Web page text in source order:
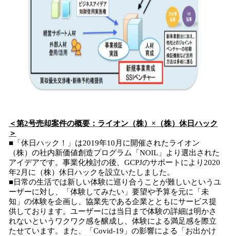
＜第2号売却案件の概要：ライオン（株）×（株）休日ハック
＞
■「休日ハック！」は2019年10月に開催されたライオン
（株）の社内新価値創造プログラム「NOIL」より選出された
アイデアです。事業化検討の後、GCPJのサポートにより2020
年2月に（株）休日ハックを設立いたしました。
■日常の生活では新しい体験に巡り合うことが難しいというユ
ーザーに対し、「体験してみたい」要望や予算を元に「未
知」の体験を企画し、協業先である企業とともにサービス提
供しております。ユーザーには当日まで体験の詳細は明かさ
れないというワクワク感を醸成し、体験による満足感を際立
たせています。また、「Covid-19」の影響による「お出かけ